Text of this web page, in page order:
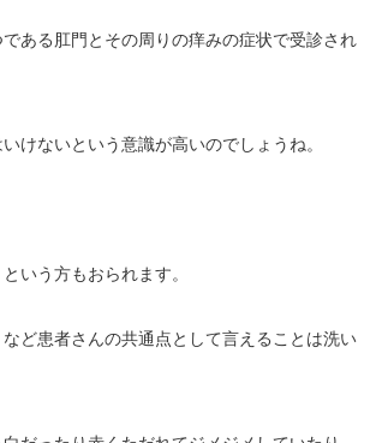
ある肛門とその周りの痒みの症状で受診され
けないという意識が高いのでしょうね。
いう方もおられます。
ど患者さんの共通点として言えることは洗い